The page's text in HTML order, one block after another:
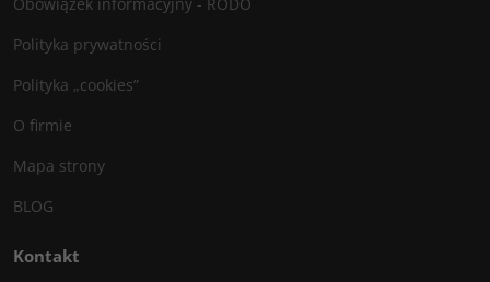
Polityka prywatności
Polityka „cookies”
O firmie
Mapa strony
BLOG
Kontakt